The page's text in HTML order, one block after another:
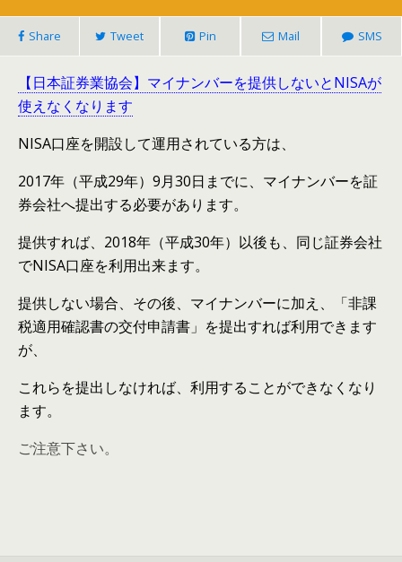
Share Tweet Pin Mail SMS
【日本証券業協会】マイナンバーを提供しないとNISAが
使えなくなります
NISA口座を開設して運用されている方は、
2017年（平成29年）9月30日までに、マイナンバーを証
券会社へ提出する必要があります。
提供すれば、2018年（平成30年）以後も、同じ証券会社
でNISA口座を利用出来ます。
提供しない場合、その後、マイナンバーに加え、「非課
税適用確認書の交付申請書」を提出すれば利用できます
が、
これらを提出しなければ、利用することができなくなり
ます。
ご注意下さい。